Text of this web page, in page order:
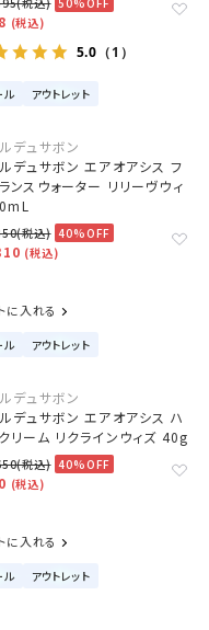
(税込)
5.0 （1）
ル アウトレット
デュサボン
デュサボン エアオアシス フ
ンスウォーター リリーヴウィ
税込) 40%OFF
(税込)
に入れる
ル アウトレット
デュサボン
デュサボン エアオアシス ハ
リーム リクラインウィズ 40g
税込) 40%OFF
(税込)
に入れる
ル アウトレット